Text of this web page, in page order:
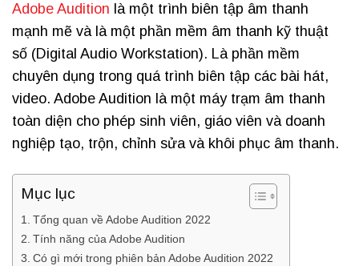
Adobe Audition là một trình biên tập âm thanh
mạnh mẽ và là một phần mềm âm thanh kỹ thuật
số (Digital Audio Workstation). Là phần mềm
chuyên dụng trong quá trình biên tập các bài hát,
video. Adobe Audition là một máy trạm âm thanh
toàn diện cho phép sinh viên, giáo viên và doanh
nghiệp tạo, trộn, chỉnh sửa và khôi phục âm thanh.
Mục lục
Tổng quan về Adobe Audition 2022
Tính năng của Adobe Audition
Có gì mới trong phiên bản Adobe Audition 2022